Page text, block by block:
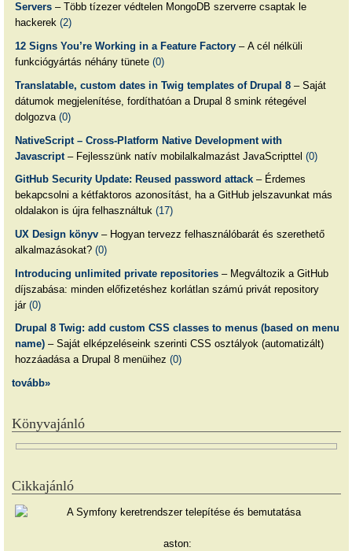
Servers– Több tízezer védtelen MongoDB szerverre csaptak le
hackerek (2)
12 Signs You’re Working in a Feature Factory– A cél nélküli
funkciógyártás néhány tünete (0)
Translatable, custom dates in Twig templates of Drupal 8– Saját
dátumok megjelenítése, fordíthatóan a Drupal 8 smink rétegével
dolgozva (0)
NativeScript – Cross-Platform Native Development with
Javascript– Fejlesszünk natív mobilalkalmazást JavaScripttel (0)
GitHub Security Update: Reused password attack– Érdemes
bekapcsolni a kétfaktoros azonosítást, ha a GitHub jelszavunkat más
oldalakon is újra felhasználtuk (17)
UX Design könyv– Hogyan tervezz felhasználóbarát és szerethető
alkalmazásokat? (0)
Introducing unlimited private repositories– Megváltozik a GitHub
díjszabása: minden előfizetéshez korlátlan számú privát repository
jár (0)
Drupal 8 Twig: add custom CSS classes to menus (based on menu
name)– Saját elképzeléseink szerinti CSS osztályok (automatizált)
hozzáadása a Drupal 8 menüihez (0)
tovább»
Könyvajánló
Cikkajánló
aston: